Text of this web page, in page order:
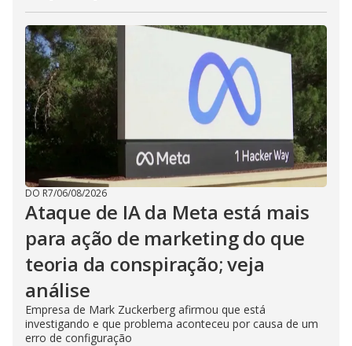
DO R7/06/08/2026
Ataque de IA da Meta está mais
para ação de marketing do que
teoria da conspiração; veja
análise
Empresa de Mark Zuckerberg afirmou que está
investigando e que problema aconteceu por causa de um
erro de configuração